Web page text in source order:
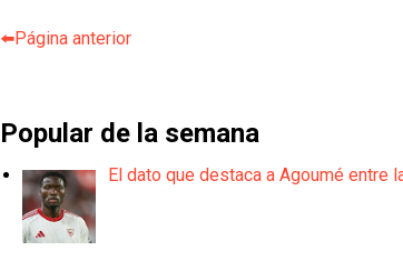
⬅️Página anterior
Popular de la semana
El dato que destaca a Agoumé entre